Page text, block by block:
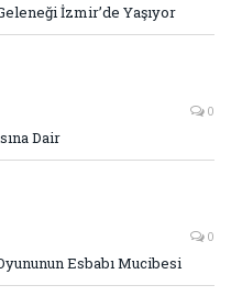
İzmir’de Yaşıyor
0
Dair
0
Esbabı Mucibesi